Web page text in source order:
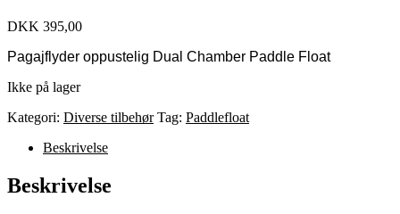
DKK 395,00
Pagajflyder oppustelig Dual Chamber Paddle Float
Ikke på lager
Kategori: Diverse tilbehør Tag: Paddlefloat
Beskrivelse
Beskrivelse